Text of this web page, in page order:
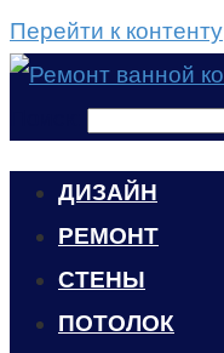
Перейти к контенту
ДИЗАЙН
РЕМОНТ
СТЕНЫ
ПОТОЛОК